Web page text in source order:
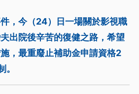
，今（24）日一場關於影視職
出院後辛苦的復健之路，希望
，最重廢止補助金申請資格2